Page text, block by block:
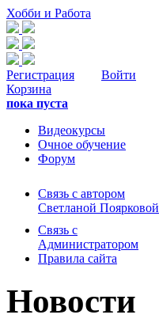
Хобби и Работа
Регистрация
Войти
Корзина
пока пуста
Видеокурсы
Очное обучение
Форум
Связь с автором
Светланой Поярковой
Связь с
Администратором
Правила сайта
Новости